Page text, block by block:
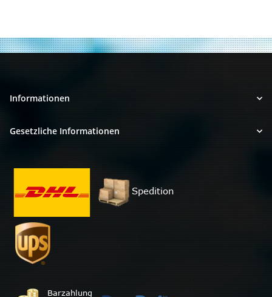
Informationen
Gesetzliche Informationen